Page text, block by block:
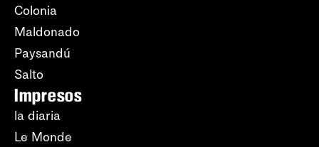
Colonia
Maldonado
Paysandú
Salto
Impresos
la diaria
Le Monde